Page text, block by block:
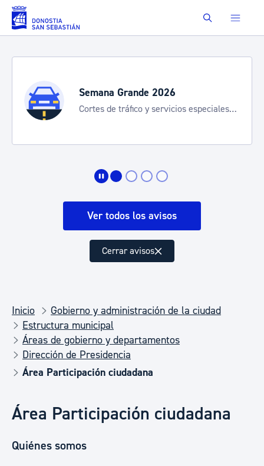
Saltar al contenido principal Buscar
Semana Grande 2026
Cortes de tráfico y servicios especiales
Ver todos los avisos
Cerrar avisos
Inicio
Gobierno y administración de la ciudad
Estructura municipal
Áreas de gobierno y departamentos
Dirección de Presidencia
Área Participación ciudadana
Área Participación ciudadana
Quiénes somos